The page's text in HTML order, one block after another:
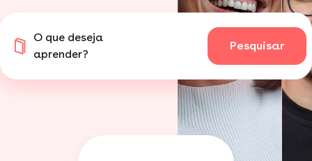
O que deseja
aprender?
Pesquisar